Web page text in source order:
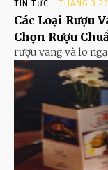
TIN TỨC THÁNG 3
Các Loại Rượu
Chọn Rượu
rượu vang và lo